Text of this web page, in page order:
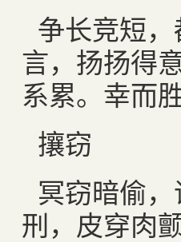
争长竞短
言，扬扬得
系累。幸而
攘窃
冥窃暗偷
刑，皮穿肉